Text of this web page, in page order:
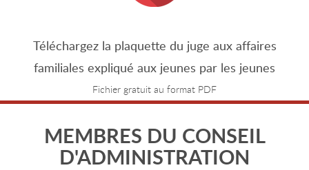
Téléchargez la plaquette du juge aux affaires
familiales expliqué aux jeunes par les jeunes
Fichier gratuit au format PDF
MEMBRES DU CONSEIL
D'ADMINISTRATION